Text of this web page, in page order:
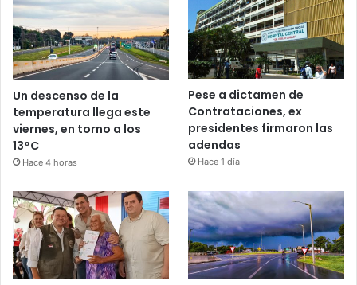
Un descenso de la
temperatura llega este
viernes, en torno a los
13°C
Hace 4 horas
Pese a dictamen de
Contrataciones, ex
presidentes firmaron las
adendas
Hace 1 día